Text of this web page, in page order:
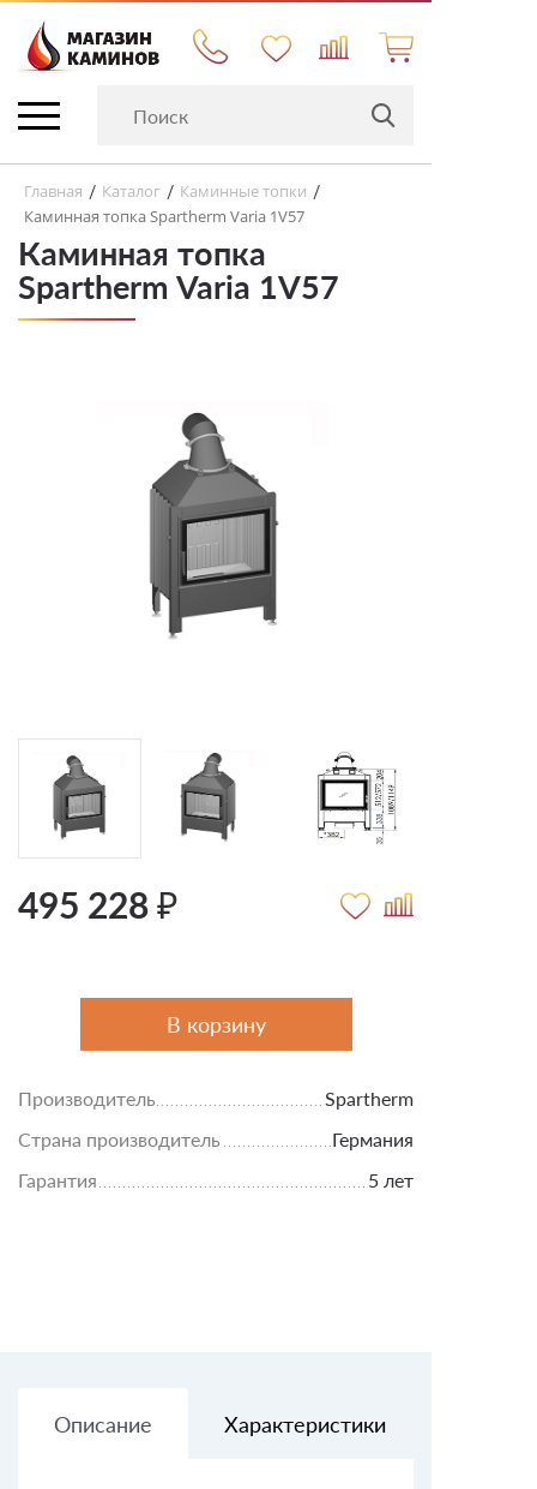
Главная / Каталог / Каминные топки /
Каминная топка Spartherm Varia 1V57
Каминная топка
Spartherm Varia 1V57
495 228 ₽
В корзину
Производитель
Spartherm
Страна производитель
Германия
Гарантия
5 лет
Описание Характеристики